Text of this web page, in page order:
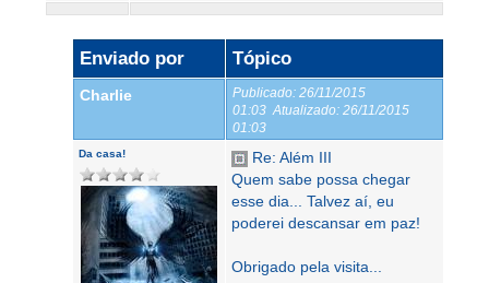
Enviado por Tópico
Charlie Publicado: 26/11/2015
01:03 Atualizado: 26/11/2015
01:03
Da casa!
Re: Além III
Quem sabe possa chegar
esse dia... Talvez aí, eu
poderei descansar em paz!
Obrigado pela visita...